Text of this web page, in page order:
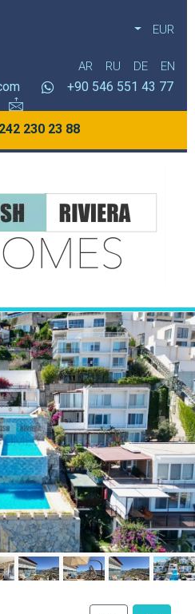
EUR
EN
DE
RU
AR
77 43 551 546 90+
88 23 230 242 90+